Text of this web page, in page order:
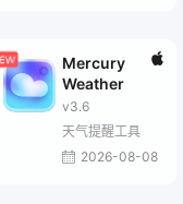
Mercury
Weather
v3.6
天气提醒工具
2026-08-08